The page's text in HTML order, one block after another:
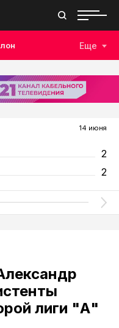
Дзюдо
Еще
14 июня
2
2
лиги "А"